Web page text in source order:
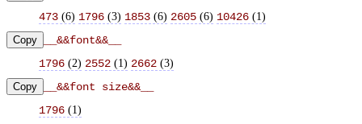
473 (6) 1796 (3) 1853 (6) 2605 (6) 10426 (1)
Copy
__&&font&&__
1796 (2) 2552 (1) 2662 (3)
Copy
__&&font size&&__
1796 (1)